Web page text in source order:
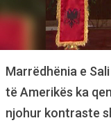
Marrëdhënia e
të Amerikës ka
njohur kontraste